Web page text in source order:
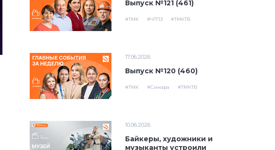
Выпуск №121 (461)
#ТМК #ЧТПЗ #ТМКТВ
17.06.2026
Выпуск №120 (460)
#ТМК #Синара #ТМКТВ
10.06.2026
Байкеры, художники и
музыканты устроили